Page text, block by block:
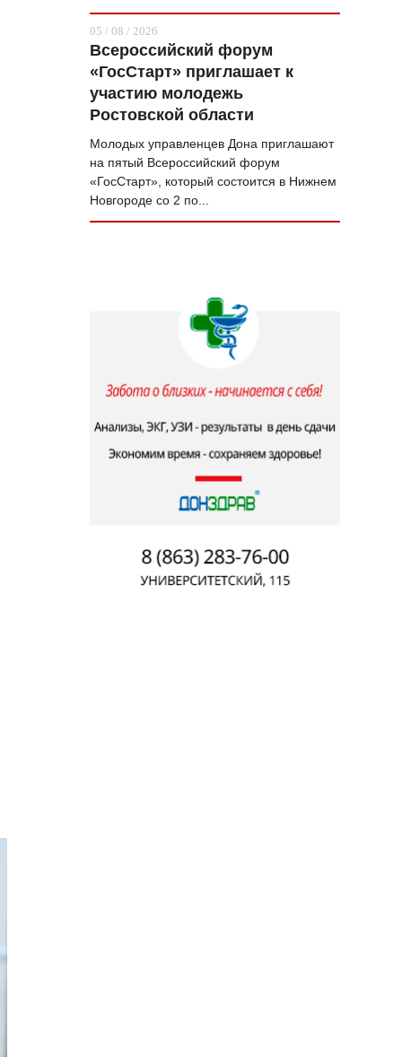
05 / 08 / 2026
Всероссийский форум
«ГосСтарт» приглашает к
участию молодежь
Ростовской области
Молодых управленцев Дона приглашают
на пятый Всероссийский форум
«ГосСтарт», который состоится в Нижнем
Новгороде со 2 по...